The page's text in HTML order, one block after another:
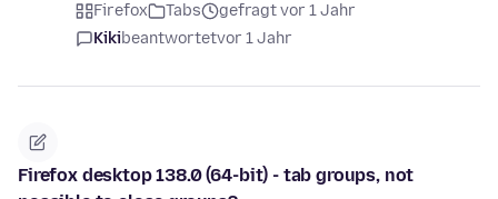
Firefox Tabs
gefragt vor 1 Jahr
Kikibeantwortetvor 1 Jahr
Firefox desktop 138.0 (64-bit) - tab groups, not